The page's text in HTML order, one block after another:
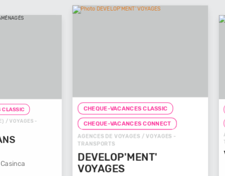
-
CHEQUE-VACANCES CLASSIC
CHEQUE-VACANCES CONNECT
AGENCES DE VOYAGES / VOYAGES -
TRANSPORTS
DEVELOP'MENT'
VOYAGES
AGENCES